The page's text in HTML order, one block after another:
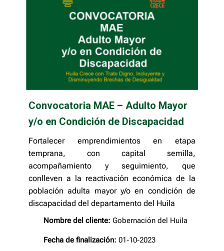
Convocatoria MAE – Adulto Mayor
y/o en Condición de Discapacidad
Fortalecer emprendimientos en etapa
temprana, con capital semilla,
acompañamiento y seguimiento, que
conlleven a la reactivación económica de la
población adulta mayor y/o en condición de
discapacidad del departamento del Huila
Nombre del cliente: Gobernación del Huila
Fecha de finalización: 01-10-2023